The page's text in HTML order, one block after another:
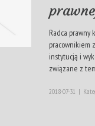
Radca prawny
pracownikiem
instytucją i
związane z
2018-07-31 |